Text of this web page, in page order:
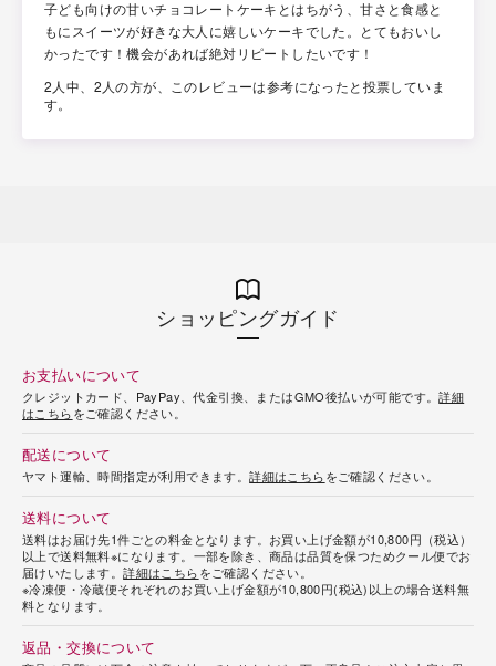
子ども向けの甘いチョコレートケーキとはちがう、甘さと食感と
もにスイーツが好きな大人に嬉しいケーキでした。とてもおいし
かったです！機会があれば絶対リピートしたいです！
2人中、2人の方が、このレビューは参考になったと投票していま
す。
ショッピングガイド
お支払いについて
クレジットカード、PayPay、代金引換、またはGMO後払いが可能です。詳細
はこちらをご確認ください。
配送について
ヤマト運輸、時間指定が利用できます。詳細はこちらをご確認ください。
送料について
送料はお届け先1件ごとの料金となります。お買い上げ金額が10,800円（税込）
以上で送料無料※になります。一部を除き、商品は品質を保つためクール便でお
届けいたします。詳細はこちらをご確認ください。
※冷凍便・冷蔵便それぞれのお買い上げ金額が10,800円(税込)以上の場合送料無
料となります。
返品・交換について